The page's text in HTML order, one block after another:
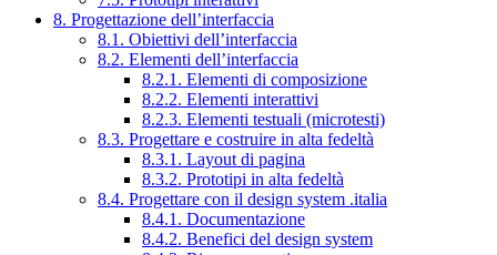
8. Progettazione dell’interfaccia
8.1. Obiettivi dell’interfaccia
8.2. Elementi dell’interfaccia
8.2.1. Elementi di composizione
8.2.2. Elementi interattivi
8.2.3. Elementi testuali (microtesti)
8.3. Progettare e costruire in alta fedeltà
8.3.1. Layout di pagina
8.3.2. Prototipi in alta fedeltà
8.4. Progettare con il design system .italia
8.4.1. Documentazione
8.4.2. Benefici del design system